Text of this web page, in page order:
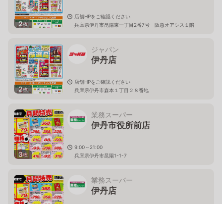
2枚
店舗HPをご確認ください
兵庫県伊丹市昆陽東一丁目2番7号 阪急オアシス１階
2枚
ジャパン
伊丹店
店舗HPをご確認ください
兵庫県伊丹市森本１丁目２８番地
3枚
業務スーパー
伊丹市役所前店
9:00～21:00
兵庫県伊丹市昆陽1-1-7
業務スーパー
伊丹店